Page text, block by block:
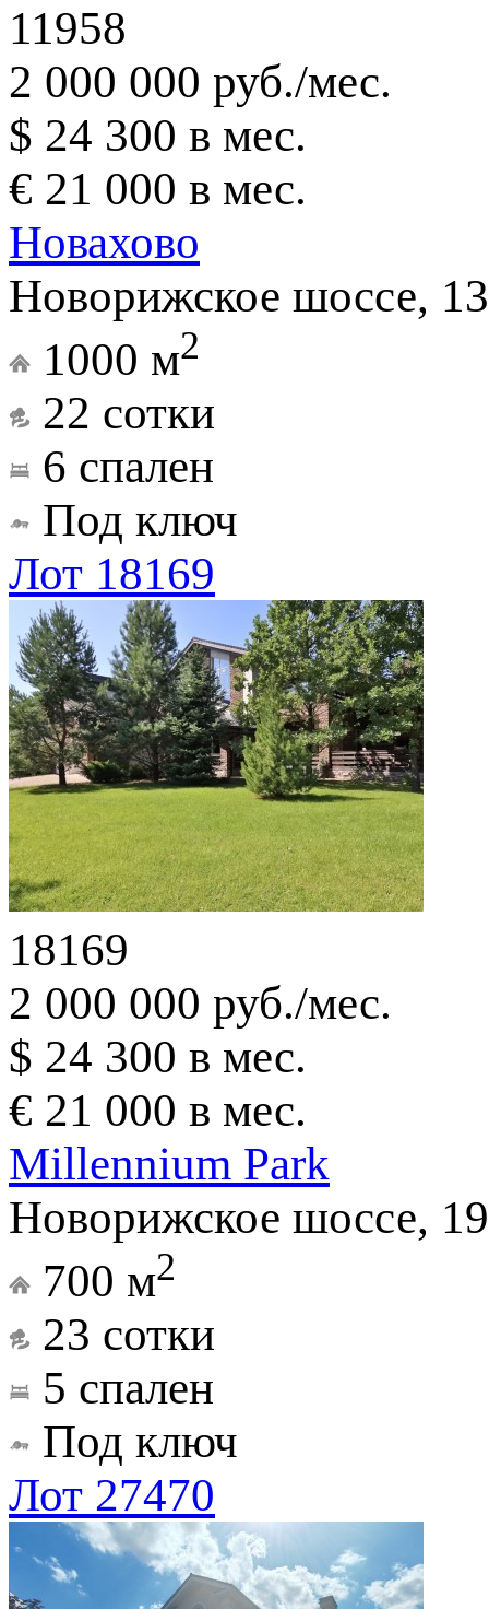
11958
2 000 000 руб./мес.
$ 24 300 в мес.
€ 21 000 в мес.
Новахово
Новорижское шоссе,
1000 м2
22 сотки
6 спален
Под ключ
Лот 18169
18169
2 000 000 руб./мес.
$ 24 300 в мес.
€ 21 000 в мес.
Millennium Park
Новорижское шоссе,
700 м2
23 сотки
5 спален
Под ключ
Лот 27470